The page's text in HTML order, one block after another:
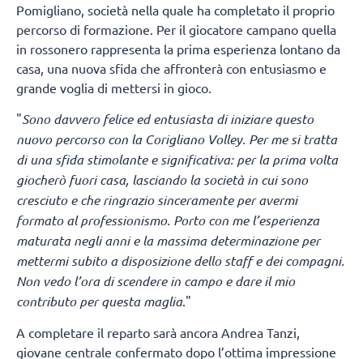
Pomigliano, società nella quale ha completato il proprio
percorso di formazione. Per il giocatore campano quella
in rossonero rappresenta la prima esperienza lontano da
casa, una nuova sfida che affronterà con entusiasmo e
grande voglia di mettersi in gioco.
"Sono davvero felice ed entusiasta di iniziare questo
nuovo percorso con la Corigliano Volley. Per me si tratta
di una sfida stimolante e significativa: per la prima volta
giocherò fuori casa, lasciando la società in cui sono
cresciuto e che ringrazio sinceramente per avermi
formato al professionismo. Porto con me l’esperienza
maturata negli anni e la massima determinazione per
mettermi subito a disposizione dello staff e dei compagni.
Non vedo l’ora di scendere in campo e dare il mio
contributo per questa maglia."
A completare il reparto sarà ancora Andrea Tanzi,
giovane centrale confermato dopo l’ottima impressione